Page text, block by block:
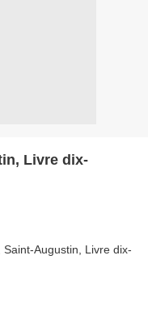
Livre dix-